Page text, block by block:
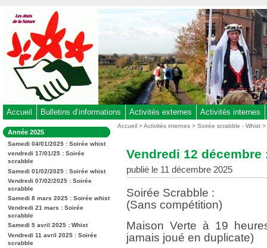
au
contenu
-
Aller
au
menu
-
à
la
recherche
Accueil Bulletins d’informations Activités externes Activités internes
Dans
la
rubrique
:
Année 2025
Samedi 04/01/2025 : Soirée whist
vendredi 17/01/25 : Soirée
scrabble
Samedi 01/02/2025 : Soirée whist
Vendredi 07/02/2025 : Soirée
scrabble
Samedi 8 mars 2025 : Soirée whist
Vendredi 21 mars : Soirée
scrabble
Samedi 5 avril 2025 : Whist
Vendredi 11 avril 2025 : Soirée
scrabble
Vous
Accueil >Activités internes >Soirée scrabble - Whist >
Vendredi 12
publié le 11 décembre 2025
Soirée Scrabble :
(Sans compétition)
Maison Verte à 19
jamais joué en duplicate)